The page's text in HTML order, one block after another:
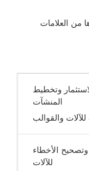
من العلامات
وتخطيط
المنشآت
والقوالب
وتصحيح الأخطاء
للآلات